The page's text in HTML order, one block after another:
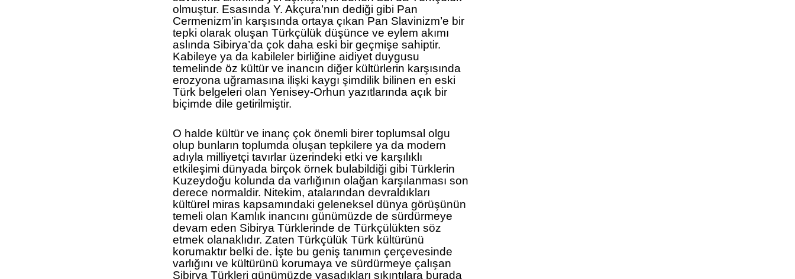
olmuştur. Esasında Y. Akçura’nın dediği gibi Pan
Cermenizm’in karşısında ortaya çıkan Pan Slavinizm’e bir
tepki olarak oluşan Türkçülük düşünce ve eylem akımı
aslında Sibirya’da çok daha eski bir geçmişe sahiptir.
Kabileye ya da kabileler birliğine aidiyet duygusu
temelinde öz kültür ve inancın diğer kültürlerin karşısında
erozyona uğramasına ilişki kaygı şimdilik bilinen en eski
Türk belgeleri olan Yenisey-Orhun yazıtlarında açık bir
biçimde dile getirilmiştir.
O halde kültür ve inanç çok önemli birer toplumsal olgu
olup bunların toplumda oluşan tepkilere ya da modern
adıyla milliyetçi tavırlar üzerindeki etki ve karşılıklı
etkileşimi dünyada birçok örnek bulabildiği gibi Türklerin
Kuzeydoğu kolunda da varlığının olağan karşılanması son
derece normaldir. Nitekim, atalarından devraldıkları
kültürel miras kapsamındaki geleneksel dünya görüşünün
temeli olan Kamlık inancını günümüzde de sürdürmeye
devam eden Sibirya Türklerinde de Türkçülükten söz
etmek olanaklıdır. Zaten Türkçülük Türk kültürünü
korumaktır belki de. İşte bu geniş tanımın çerçevesinde
varlığını ve kültürünü korumaya ve sürdürmeye çalışan
Sibirya Türkleri günümüzde yaşadıkları sıkıntılara burada